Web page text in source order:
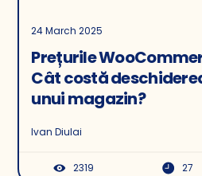
24 March 2025
Prețurile
Cât costă
unui magazin?
Ivan Diulai
2319 27